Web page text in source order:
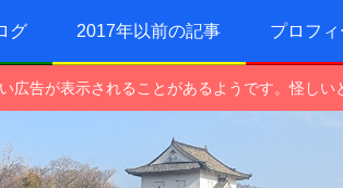
グ 2017年以前の記事 プロフ
告が表示されることがあるようです。怪しい